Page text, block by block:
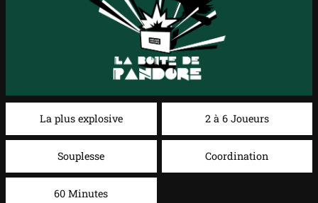
La plus explosive 2 à 6 Joueurs
Souplesse Coordination
60 Minutes